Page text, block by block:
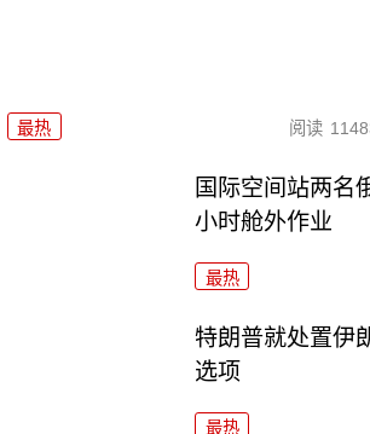
最热 阅读
国际空间站两名
小时舱外作业
最热
特朗普就处置伊
选项
最热